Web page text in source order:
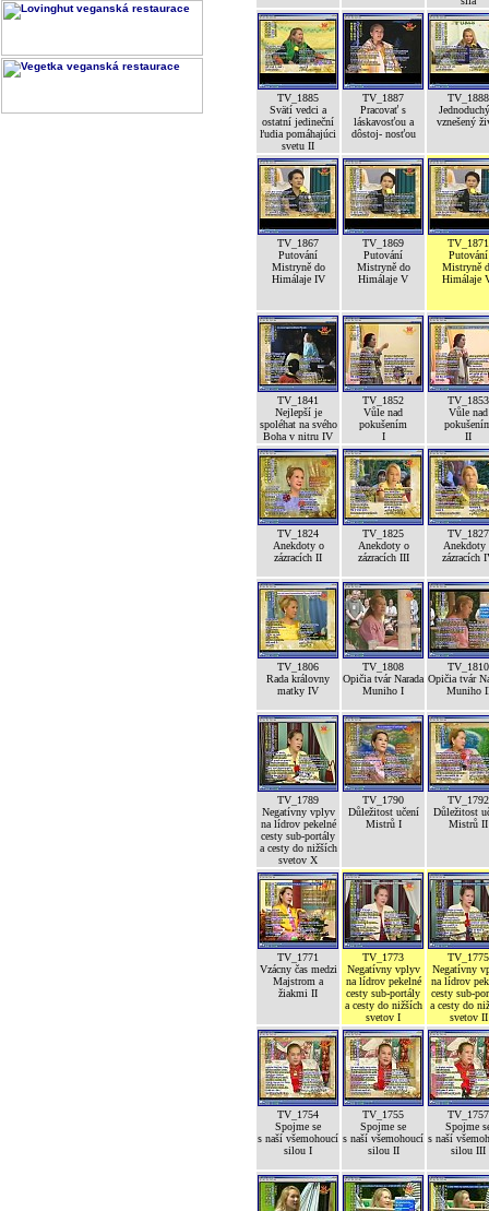
TV_1885
Svätí vedci a
ostatní jedineční
ľudia pomáhajúci
svetu II
TV_1887
Pracovať s
láskavosťou a
dôstoj- nosťou
TV_1888
vznešený
TV_1867
Putování
Mistryně do
Himálaje IV
TV_1869
Putování
Mistryně do
Himálaje V
TV_1871
Putování
Mistryně
Himálaje
TV_1841
Nejlepší je
spoléhat na svého
Boha v nitru IV
TV_1852
Vůle nad
pokušením
I
TV_1853
Vůle nad
II
TV_1824
Anekdoty o
zázracích II
TV_1825
Anekdoty o
zázracích III
TV_1827
Anekdoty
zázracích
TV_1806
Rada královny
matky IV
TV_1808
Opičia tvár Narada
Muniho I
TV_1810
Opičia tvár
Muniho
TV_1789
Negatívny vplyv
na lídrov pekelné
cesty sub-portály
a cesty do nižších
svetov X
TV_1790
Důležitost učení
Mistrů I
TV_1792
Důležitost
Mistrů II
TV_1771
Vzácny čas medzi
Majstrom a
žiakmi II
TV_1773
Negatívny vplyv
na lídrov pekelné
cesty sub-portály
a cesty do nižších
svetov I
TV_1775
Negatívny
na lídrov
cesty sub-
a cesty do
svetov II
TV_1754
Spojme se
s naší všemohoucí
silou I
TV_1755
Spojme se
s naší všemohoucí
silou II
TV_1757
Spojme
s naší
silou III